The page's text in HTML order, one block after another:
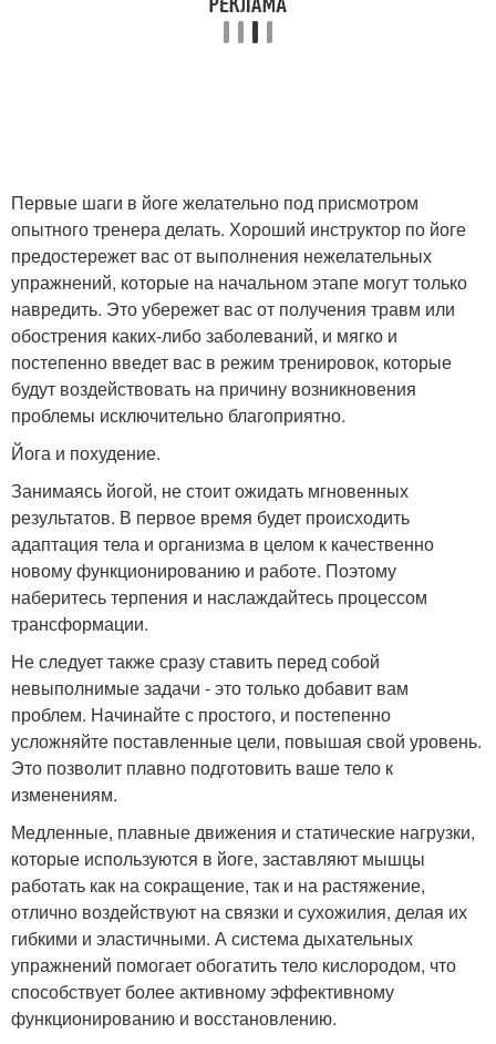
Первые шаги в йоге желательно под присмотром
опытного тренера делать. Хороший инструктор по йоге
предостережет вас от выполнения нежелательных
упражнений, которые на начальном этапе могут только
навредить. Это убережет вас от получения травм или
обострения каких-либо заболеваний, и мягко и
постепенно введет вас в режим тренировок, которые
будут воздействовать на причину возникновения
проблемы исключительно благоприятно.
Йога и похудение.
Занимаясь йогой, не стоит ожидать мгновенных
результатов. В первое время будет происходить
адаптация тела и организма в целом к качественно
новому функционированию и работе. Поэтому
наберитесь терпения и наслаждайтесь процессом
трансформации.
Не следует также сразу ставить перед собой
невыполнимые задачи - это только добавит вам
проблем. Начинайте с простого, и постепенно
усложняйте поставленные цели, повышая свой уровень.
Это позволит плавно подготовить ваше тело к
изменениям.
Медленные, плавные движения и статические нагрузки,
которые используются в йоге, заставляют мышцы
работать как на сокращение, так и на растяжение,
отлично воздействуют на связки и сухожилия, делая их
гибкими и эластичными. А система дыхательных
упражнений помогает обогатить тело кислородом, что
способствует более активному эффективному
функционированию и восстановлению.